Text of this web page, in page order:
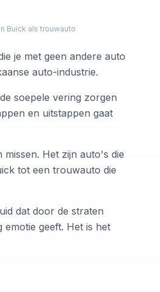
Buick als trouwauto
je met geen andere auto
auto-industrie.
soepele vering zorgen
en uitstappen gaat
Het zijn auto's die
tot een trouwauto die
dat door de straten
geeft. Het is het